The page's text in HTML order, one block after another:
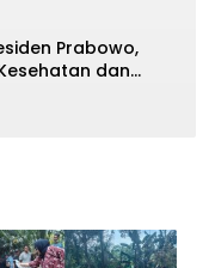
Prabowo,
dan
Gratis